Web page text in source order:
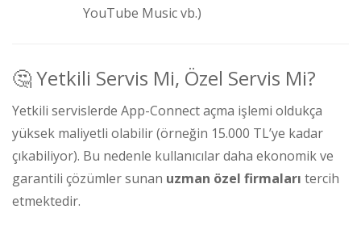
YouTube Music vb.)
🤔 Yetkili Servis Mi, Özel Servis Mi?
Yetkili servislerde App-Connect açma işlemi oldukça
yüksek maliyetli olabilir (örneğin 15.000 TL’ye kadar
çıkabiliyor). Bu nedenle kullanıcılar daha ekonomik ve
garantili çözümler sunan uzman özel firmaları tercih
etmektedir.